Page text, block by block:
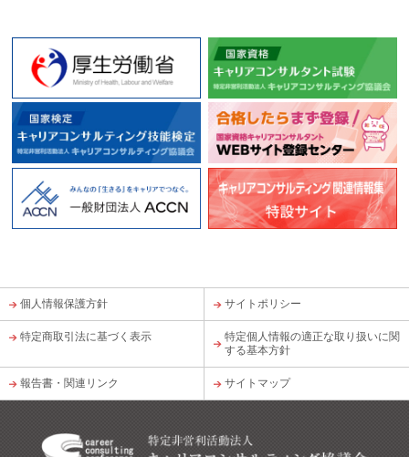
個人情報保護方針 サイトポリシー
特定商取引法に基づく表示
特定個人情報の適正な取り扱いに関
する基本方針
報告書・関連リンク サイトマップ